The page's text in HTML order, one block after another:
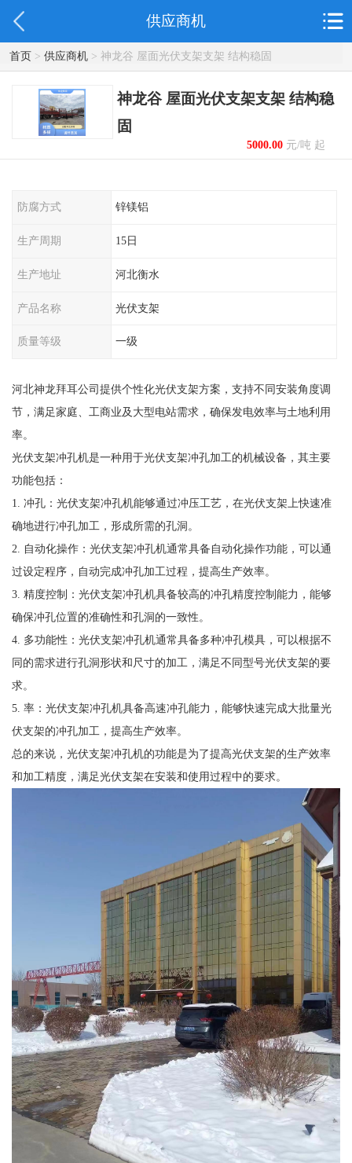
供应商机
首页> 供应商机> 神龙谷 屋面光伏支架支架 结构稳固
神龙谷 屋面光伏支架支架 结构稳
固
5000.00元/吨 起
防腐方式 锌镁铝
生产周期 15日
生产地址 河北衡水
产品名称 光伏支架
质量等级 一级
河北神龙拜耳公司提供个性化光伏支架方案，支持不同安装角度调
节，满足家庭、工商业及大型电站需求，确保发电效率与土地利用
率。
光伏支架冲孔机是一种用于光伏支架冲孔加工的机械设备，其主要
功能包括：
1. 冲孔：光伏支架冲孔机能够通过冲压工艺，在光伏支架上快速准
确地进行冲孔加工，形成所需的孔洞。
2. 自动化操作：光伏支架冲孔机通常具备自动化操作功能，可以通
过设定程序，自动完成冲孔加工过程，提高生产效率。
3. 精度控制：光伏支架冲孔机具备较高的冲孔精度控制能力，能够
确保冲孔位置的准确性和孔洞的一致性。
4. 多功能性：光伏支架冲孔机通常具备多种冲孔模具，可以根据不
同的需求进行孔洞形状和尺寸的加工，满足不同型号光伏支架的要
求。
5. 率：光伏支架冲孔机具备高速冲孔能力，能够快速完成大批量光
伏支架的冲孔加工，提高生产效率。
总的来说，光伏支架冲孔机的功能是为了提高光伏支架的生产效率
和加工精度，满足光伏支架在安装和使用过程中的要求。